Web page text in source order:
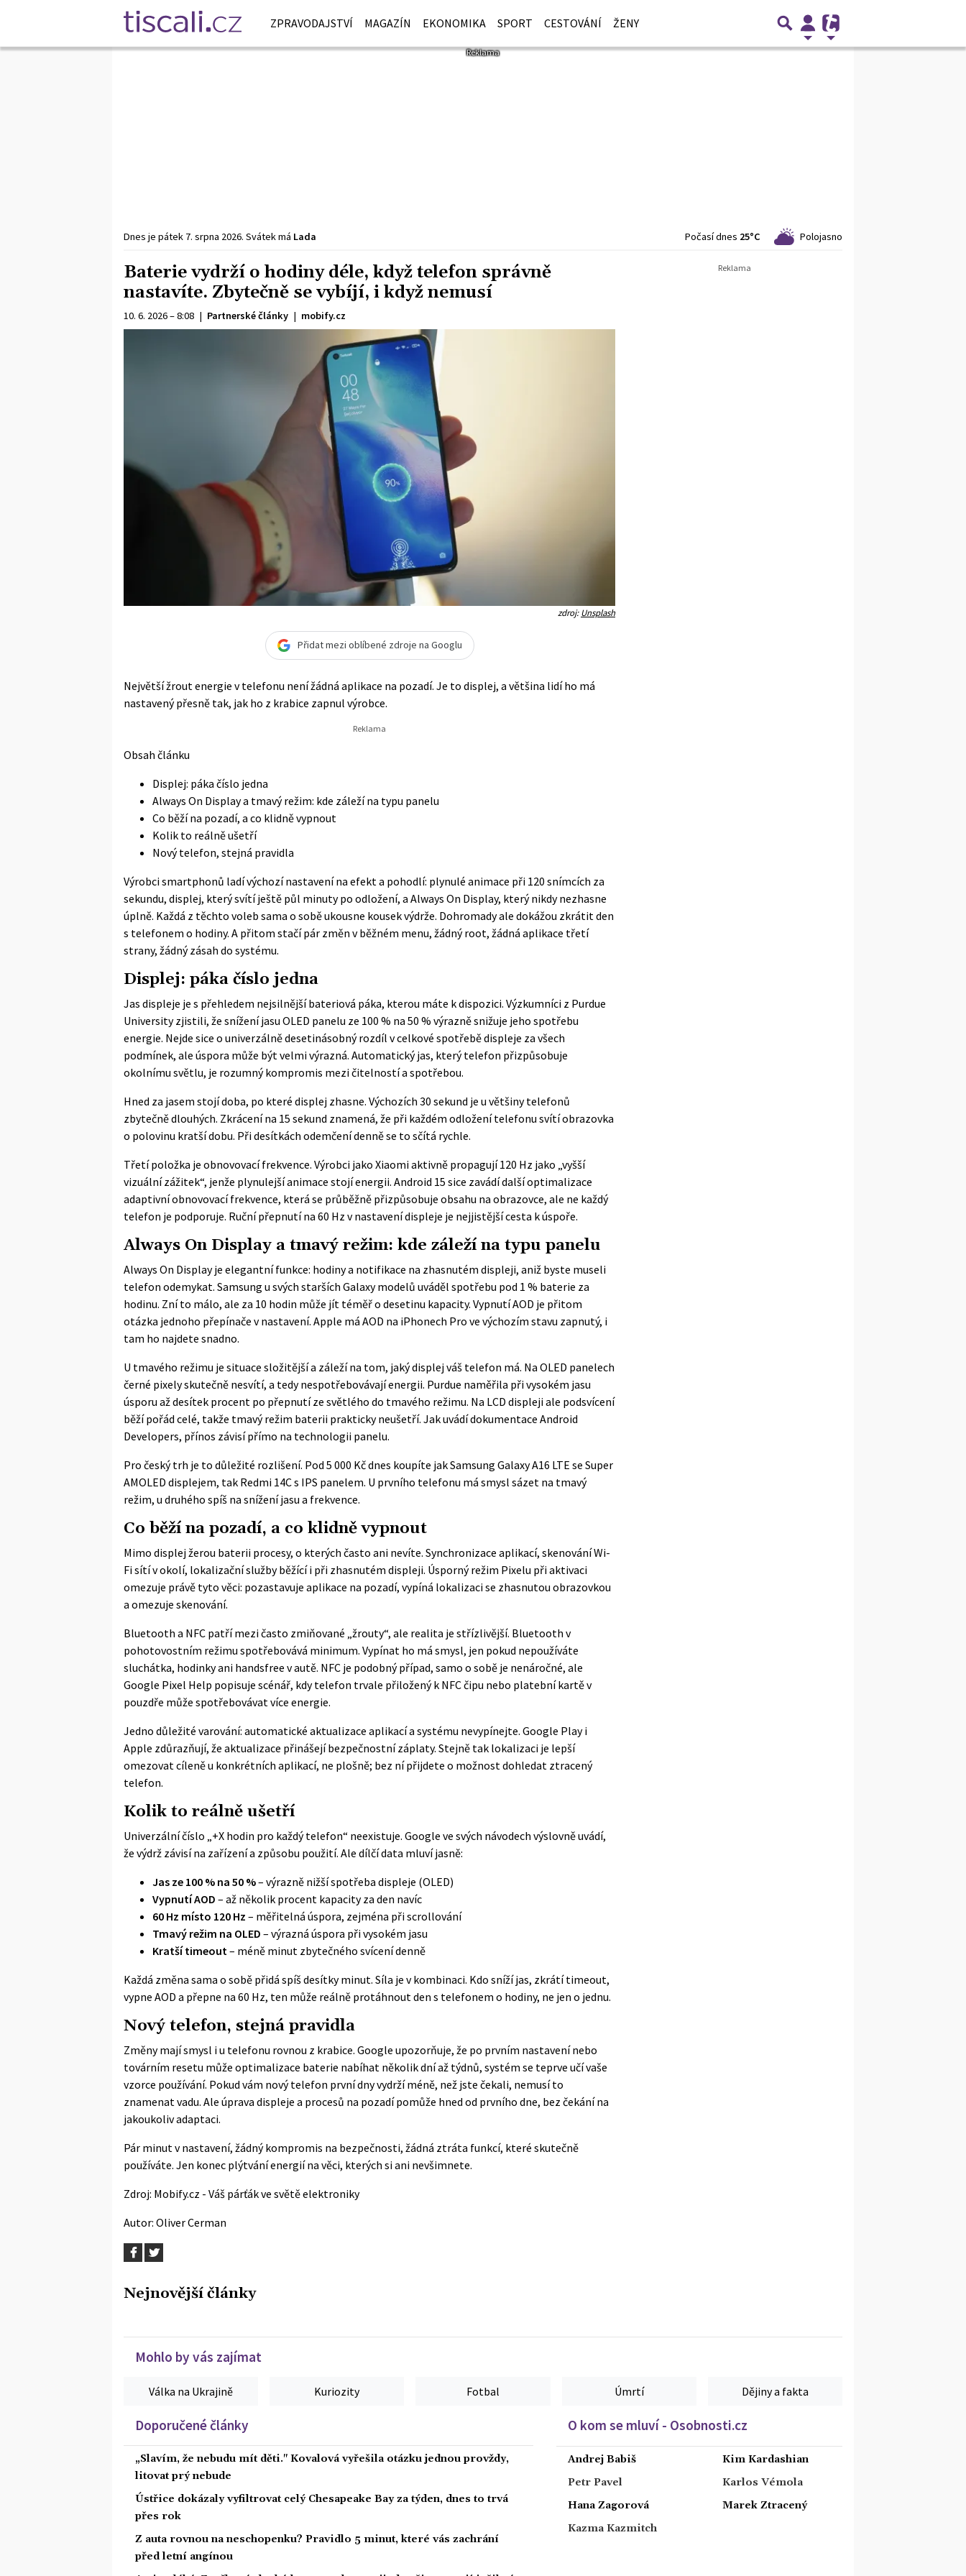
ZPRAVODAJSTVÍ MAGAZÍN EKONOMIKA SPORT CESTOVÁNÍ ŽENY
Dnes je pátek 7. srpna 2026. Svátek má Lada Počasí dnes 25°C Polojasno
Baterie vydrží o hodiny déle, když telefon správně
nastavíte. Zbytečně se vybíjí, i když nemusí
10. 6. 2026 – 8:08 | Partnerské články | mobify.cz
zdroj:Unsplash
Přidat mezi oblíbené zdroje na Googlu
Největší žrout energie v telefonu není žádná aplikace na pozadí. Je to displej, a většina lidí ho má
nastavený přesně tak, jak ho z krabice zapnul výrobce.
Obsah článku
Displej: páka číslo jedna
Always On Display a tmavý režim: kde záleží na typu panelu
Co běží na pozadí, a co klidně vypnout
Kolik to reálně ušetří
Nový telefon, stejná pravidla
Výrobci smartphonů ladí výchozí nastavení na efekt a pohodlí: plynulé animace při 120 snímcích za
sekundu, displej, který svítí ještě půl minuty po odložení, a Always On Display, který nikdy nezhasne
úplně. Každá z těchto voleb sama o sobě ukousne kousek výdrže. Dohromady ale dokážou zkrátit den
s telefonem o hodiny. A přitom stačí pár změn v běžném menu, žádný root, žádná aplikace třetí
strany, žádný zásah do systému.
Displej: páka číslo jedna
Jas displeje je s přehledem nejsilnější bateriová páka, kterou máte k dispozici. Výzkumníci z Purdue
Universityzjistili, že snížení jasu OLED panelu ze 100 % na 50 % výrazně snižuje jeho spotřebu
energie. Nejde sice o univerzálně desetinásobný rozdíl v celkové spotřebě displeje za všech
podmínek, ale úspora může být velmi výrazná. Automatický jas, který telefon přizpůsobuje
okolnímu světlu, je rozumný kompromis mezi čitelností a spotřebou.
Hned za jasem stojí doba, po které displej zhasne. Výchozích 30 sekund je u většiny telefonů
zbytečně dlouhých. Zkrácení na 15 sekund znamená, že při každém odložení telefonu svítí obrazovka
o polovinu kratší dobu. Při desítkách odemčení denně se to sčítá rychle.
Třetí položka je obnovovací frekvence. Výrobci jako Xiaomi aktivně propagují 120 Hz jako „vyšší
vizuální zážitek“, jenže plynulejší animace stojí energii. Android 15 sice zavádí další optimalizace
adaptivní obnovovací frekvence, která se průběžně přizpůsobuje obsahu na obrazovce, ale ne každý
telefon je podporuje. Ruční přepnutí na 60 Hz v nastavení displeje je nejjistější cesta k úspoře.
Always On Display a tmavý režim: kde záleží na typu panelu
Always On Display je elegantní funkce: hodiny a notifikace na zhasnutém displeji, aniž byste museli
telefon odemykat. Samsung u svých starších Galaxy modelů uváděl spotřebu pod 1 % baterie za
hodinu. Zní to málo, ale za 10 hodin může jít téměř o desetinu kapacity. Vypnutí AOD je přitom
otázka jednoho přepínače v nastavení. Apple má AOD na iPhonech Pro ve výchozím stavu zapnutý, i
tam ho najdete snadno.
U tmavého režimu je situace složitější a záleží na tom, jaký displej váš telefon má. Na OLED panelech
černé pixely skutečně nesvítí, a tedy nespotřebovávají energii. Purdue naměřila při vysokém jasu
úsporu až desítek procent po přepnutí ze světlého do tmavého režimu. Na LCD displeji ale podsvícení
běží pořád celé, takže tmavý režim baterii prakticky neušetří. Jak uvádídokumentace Android
Developers, přínos závisí přímo na technologii panelu.
Pro český trh je to důležité rozlišení. Pod 5 000 Kč dnes koupíte jak Samsung Galaxy A16 LTE se Super
AMOLED displejem, tak Redmi 14C s IPS panelem. U prvního telefonu má smysl sázet na tmavý
režim, u druhého spíš na snížení jasu a frekvence.
Co běží na pozadí, a co klidně vypnout
Mimo displej žerou baterii procesy, o kterých často ani nevíte. Synchronizace aplikací, skenování Wi-
Fi sítí v okolí, lokalizační služby běžící i při zhasnutém displeji. Úsporný režim Pixelu při aktivaci
omezuje právě tyto věci: pozastavuje aplikace na pozadí, vypíná lokalizaci se zhasnutou obrazovkou
a omezuje skenování.
Bluetooth a NFC patří mezi často zmiňované „žrouty“, ale realita je střízlivější. Bluetooth v
pohotovostním režimu spotřebovává minimum. Vypínat ho má smysl, jen pokud nepoužíváte
sluchátka, hodinky ani handsfree v autě. NFC je podobný případ, samo o sobě je nenáročné, ale
Google Pixel Help popisuje scénář, kdy telefon trvale přiložený k NFC čipu nebo platební kartě v
pouzdře může spotřebovávat více energie.
Jedno důležité varování: automatické aktualizace aplikací a systému nevypínejte. Google Play i
Apple zdůrazňují, že aktualizace přinášejí bezpečnostní záplaty. Stejně tak lokalizaci je lepší
omezovat cíleně u konkrétních aplikací, ne plošně; bez ní přijdete o možnost dohledat ztracený
telefon.
Kolik to reálně ušetří
Univerzální číslo „+X hodin pro každý telefon“ neexistuje. Google ve svých návodech výslovně uvádí,
že výdrž závisí na zařízení a způsobu použití. Ale dílčí data mluví jasně:
Jas ze 100 % na 50 %– výrazně nižší spotřeba displeje (OLED)
Vypnutí AOD – až několik procent kapacity za den navíc
60 Hz místo 120 Hz – měřitelná úspora, zejména při scrollování
Tmavý režim na OLED – výrazná úspora při vysokém jasu
Kratší timeout – méně minut zbytečného svícení denně
Každá změna sama o sobě přidá spíš desítky minut. Síla je v kombinaci. Kdo sníží jas, zkrátí timeout,
vypne AOD a přepne na 60 Hz, ten může reálně protáhnout den s telefonem o hodiny, ne jen o jednu.
Nový telefon, stejná pravidla
Změny mají smysl i u telefonu rovnou z krabice. Google upozorňuje, že po prvním nastavení nebo
továrním resetu může optimalizace baterie nabíhat několik dní až týdnů, systém se teprve učí vaše
vzorce používání. Pokud vám nový telefon první dny vydrží méně, než jste čekali, nemusí to
znamenat vadu. Ale úprava displeje a procesů na pozadí pomůže hned od prvního dne, bez čekání na
jakoukoliv adaptaci.
Pár minut v nastavení, žádný kompromis na bezpečnosti, žádná ztráta funkcí, které skutečně
používáte. Jen konec plýtvání energií na věci, kterých si ani nevšimnete.
Zdroj: Mobify.cz - Váš párťák ve světě elektroniky
Autor: Oliver Cerman
Nejnovější články
Mohlo by vás zajímat
Válka na Ukrajině Kuriozity Fotbal Úmrtí Dějiny a fakta
Doporučené články
„Slavím, že nebudu mít děti." Kovalová vyřešila otázku jednou provždy,
litovat prý nebude
Ústřice dokázaly vyfiltrovat celý Chesapeake Bay za týden, dnes to trvá
přes rok
Z auta rovnou na neschopenku? Pravidlo 5 minut, které vás zachrání
před letní angínou
O kom se mluví - Osobnosti.cz
Andrej Babiš
Petr Pavel
Hana Zagorová
Kazma Kazmitch
Kim Kardashian
Karlos Vémola
Marek Ztracený